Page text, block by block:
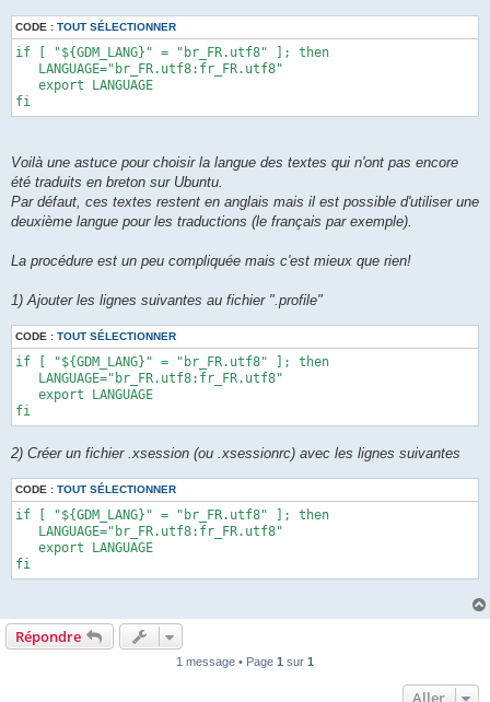
CODE : TOUT SÉLECTIONNER
if [ "${GDM_LANG}" = "br_FR.utf8" ]; then
   LANGUAGE="br_FR.utf8:fr_FR.utf8"
   export LANGUAGE
fi
Voilà une astuce pour choisir la langue des textes qui n'ont pas encore
été traduits en breton sur Ubuntu.
Par défaut, ces textes restent en anglais mais il est possible d'utiliser une
deuxième langue pour les traductions (le français par exemple).
La procédure est un peu compliquée mais c'est mieux que rien!
1) Ajouter les lignes suivantes au fichier ".profile"
CODE : TOUT SÉLECTIONNER
if [ "${GDM_LANG}" = "br_FR.utf8" ]; then
   LANGUAGE="br_FR.utf8:fr_FR.utf8"
   export LANGUAGE
fi
2) Créer un fichier .xsession (ou .xsessionrc) avec les lignes suivantes
CODE : TOUT SÉLECTIONNER
if [ "${GDM_LANG}" = "br_FR.utf8" ]; then
   LANGUAGE="br_FR.utf8:fr_FR.utf8"
   export LANGUAGE
fi
Répondre
1 message • Page 1 sur 1